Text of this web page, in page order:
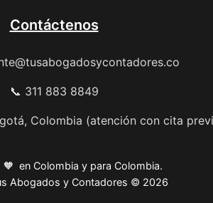
Contáctenos
📞 311 883 8849
Colombia (atención con cita
en Colombia y para Colombia.
Abogados y Contadores © 2026